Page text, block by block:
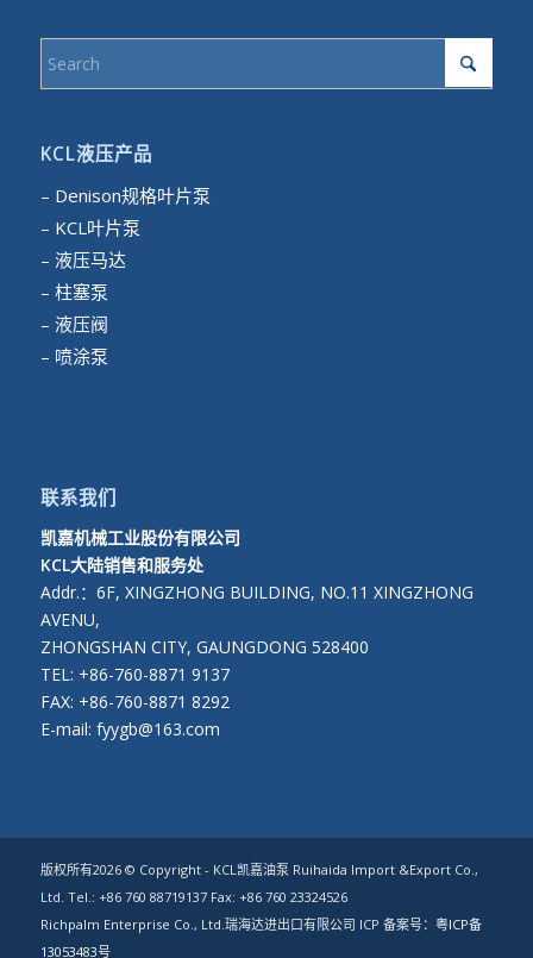
KCL液压产品
– Denison规格叶片泵
– KCL叶片泵
– 液压马达
– 柱塞泵
– 液压阀
– 喷涂泵
联系我们
凯嘉机械工业股份有限公司
KCL大陆销售和服务处
Addr.：6F, XINGZHONG BUILDING, NO.11 XINGZHONG
AVENU,
ZHONGSHAN CITY, GAUNGDONG 528400
TEL: +86-760-8871 9137
FAX: +86-760-8871 8292
E-mail: fyygb@163.com
版权所有2026 © Copyright - KCL凯嘉油泵 Ruihaida Import &Export Co.,
Ltd. Tel.: +86 760 88719137 Fax: +86 760 23324526
Richpalm Enterprise Co., Ltd.瑞海达进出口有限公司 ICP 备案号： 粤ICP备
13053483号